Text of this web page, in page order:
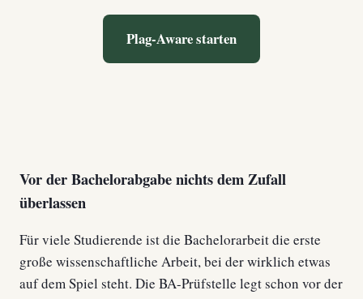
Plag-Aware starten
Vor der Bachelorabgabe nichts dem Zufall
überlassen
Für viele Studierende ist die Bachelorarbeit die erste
große wissenschaftliche Arbeit, bei der wirklich etwas
auf dem Spiel steht. Die BA-Prüfstelle legt schon vor der